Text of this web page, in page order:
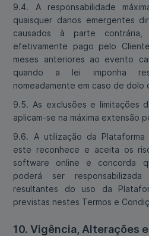
9.4. A responsabilidade
quaisquer danos emergentes
causados à parte
efetivamente pago pelo
meses anteriores ao evento
quando a lei imponha
nomeadamente em caso de dolo
9.5. As exclusões e limitações
aplicam-se na máxima extensão
9.6. A utilização da
este reconhece e aceita os
software online e concorda
poderá ser
resultantes do uso da
previstas nestes Termos e
10. Vigência, Alterações